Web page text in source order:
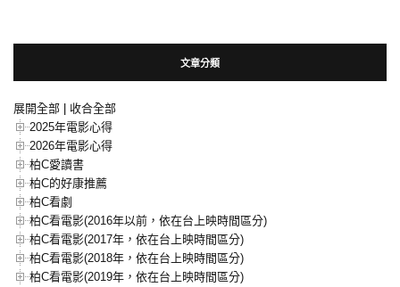
文章分類
展開全部
收合全部
2025年電影心得
2026年電影心得
柏C愛讀書
柏C的好康推薦
柏C看劇
柏C看電影(2016年以前，依在台上映時間區分)
柏C看電影(2017年，依在台上映時間區分)
柏C看電影(2018年，依在台上映時間區分)
柏C看電影(2019年，依在台上映時間區分)